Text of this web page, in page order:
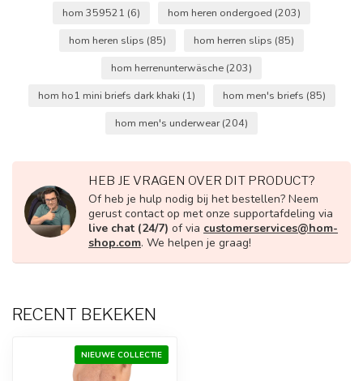
hom 359521 (6) hom heren ondergoed (203)
hom heren slips (85) hom herren slips (85)
hom herrenunterwäsche (203)
hom ho1 mini briefs dark khaki (1) hom men's briefs (85)
hom men's underwear(204)
HEB JE VRAGEN OVER DIT PRODUCT?
Of heb je hulp nodig bij het bestellen? Neem
gerust contact op met onze supportafdeling via
live chat (24/7) of via customerservices@hom-
shop.com. We helpen je graag!
RECENT BEKEKEN
NIEUWE COLLECTIE